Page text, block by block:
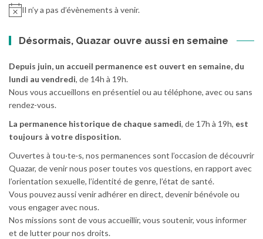
Il n’y a pas d’évènements à venir.
Désormais, Quazar ouvre aussi en semaine
Depuis juin, un accueil permanence est ouvert en semaine, du
lundi au vendredi, de 14h à 19h.
Nous vous accueillons en présentiel ou au téléphone, avec ou sans
rendez-vous.
La permanence historique de chaque samedi, de 17h à 19h, est
toujours à votre disposition.
Ouvertes à tou·te·s, nos permanences sont l’occasion de découvrir
Quazar, de venir nous poser toutes vos questions, en rapport avec
l’orientation sexuelle, l’identité de genre, l’état de santé.
Vous pouvez aussi venir adhérer en direct, devenir bénévole ou
vous engager avec nous.
Nos missions sont de vous accueillir, vous soutenir, vous informer
et de lutter pour nos droits.